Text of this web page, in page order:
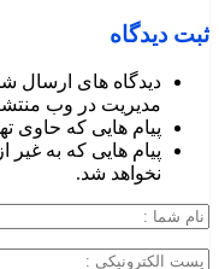
ثبت دیدگاه
دیدگاه های ارسال
مدیریت در وب
پیام هایی که حاوی
پیام هایی که به غیر
نخواهد شد.